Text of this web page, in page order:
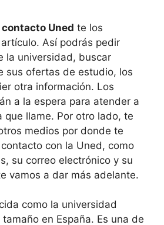
Uned te los
Así podrás pedir
la universidad, buscar
sus ofertas de estudio, los
otra información. Los
a la espera para atender a
que llame. Por otro lado, te
medios por donde te
con la Uned, como
su correo electrónico y su
vamos a dar más adelante.
como la universidad
en España. Es una de